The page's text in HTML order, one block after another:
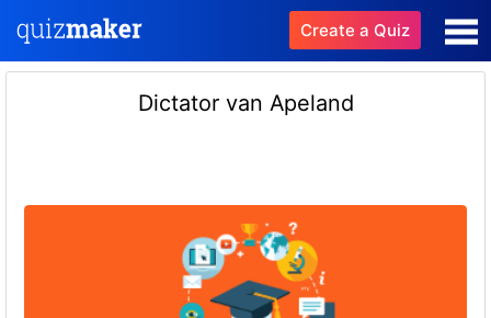
Create a Quiz
Dictator van Apeland